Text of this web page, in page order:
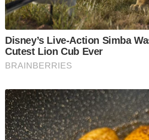
helikopter pada hari wukuf di
"Menaiki helikopter memang
melontar.